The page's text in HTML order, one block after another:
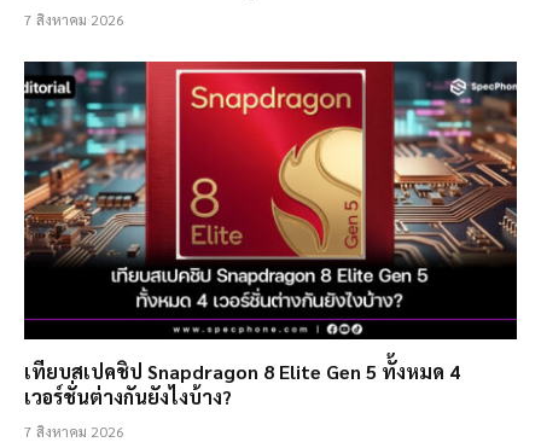
7 สิงหาคม 2026
เทียบสเปคชิป Snapdragon 8 Elite Gen 5 ทั้งหมด 4
เวอร์ชั่นต่างกันยังไงบ้าง?
7 สิงหาคม 2026